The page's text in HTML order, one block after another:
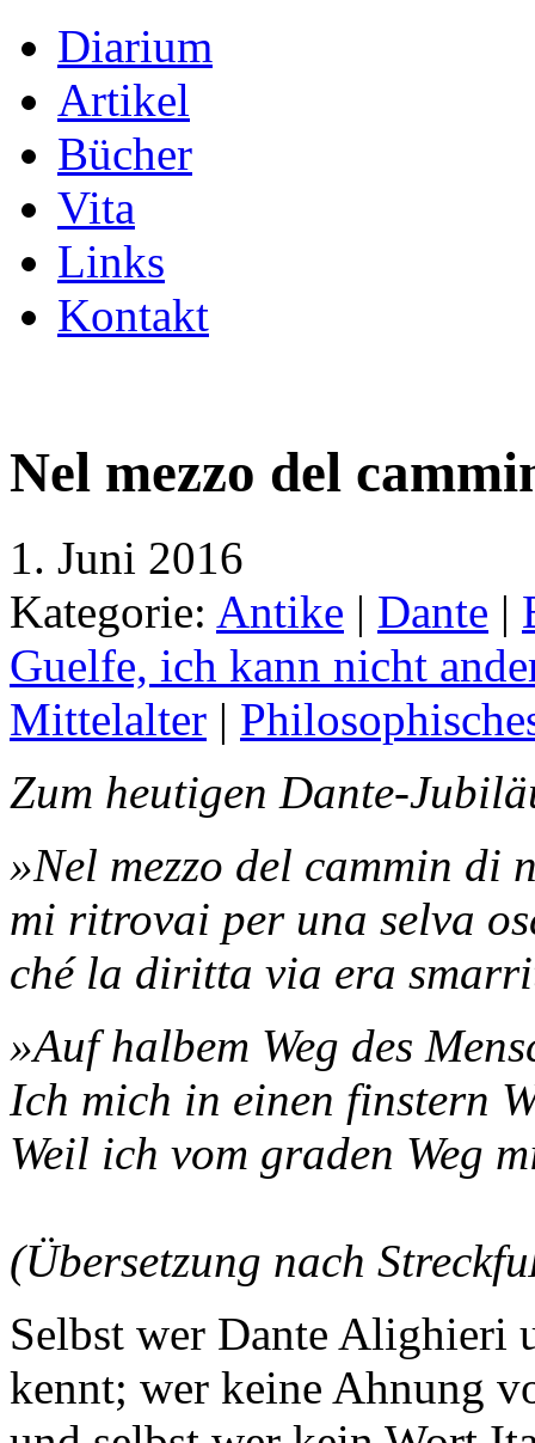
Diarium
Artikel
Bücher
Vita
Links
Kontakt
Nel mezzo del
1. Juni 2016
Kategorie: Antike | Dante |
Guelfe, ich kann nicht
Mittelalter |
Zum heutigen Dante-
»Nel mezzo del cammin di
mi ritrovai per una selva
ché la diritta via era
»Auf halbem Weg des
Ich mich in einen finstern
Weil ich vom graden Weg
(Übersetzung nach
Selbst wer Dante Alighieri
kennt; wer keine Ahnung